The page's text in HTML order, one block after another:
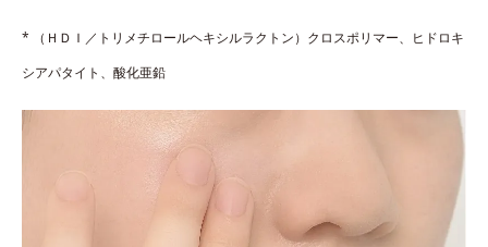
* （ＨＤＩ／トリメチロールヘキシルラクトン）クロスポリマー、ヒドロキ
シアパタイト、酸化亜鉛